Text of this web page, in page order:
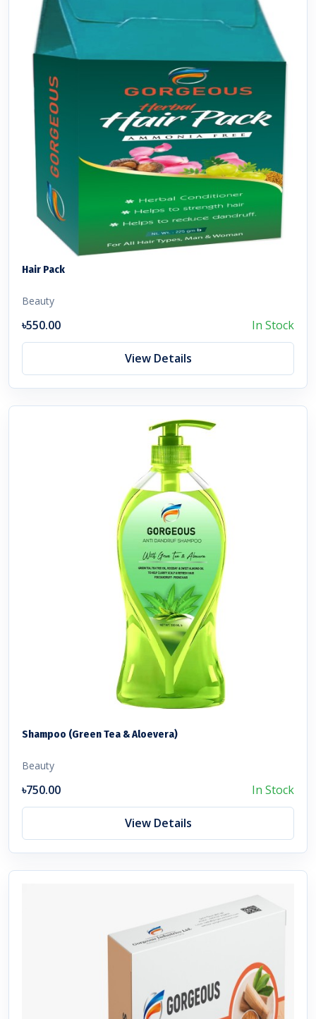
Hair Pack
Beauty
৳550.00 In Stock
View Details
Shampoo (Green Tea & Aloevera)
Beauty
৳750.00 In Stock
View Details